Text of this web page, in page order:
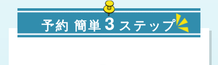
予約 簡単 3 ステップ